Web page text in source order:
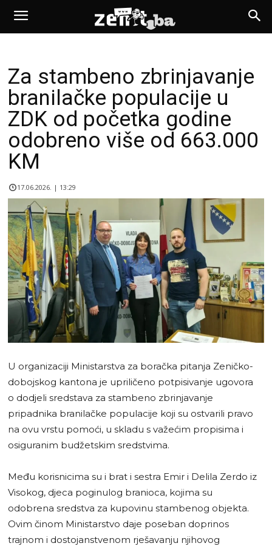
Za stambeno zbrinjavanje
branilačke populacije u
ZDK od početka godine
odobreno više od 663.000
KM
17.06.2026. | 13:29
U organizaciji Ministarstva za boračka pitanja Zeničko-
dobojskog kantona je upriličeno potpisivanje ugovora
o dodjeli sredstava za stambeno zbrinjavanje
pripadnika branilačke populacije koji su ostvarili pravo
na ovu vrstu pomoći, u skladu s važećim propisima i
osiguranim budžetskim sredstvima.
Među korisnicima su i brat i sestra Emir i Delila Zerdo iz
Visokog, djeca poginulog branioca, kojima su
odobrena sredstva za kupovinu stambenog objekta.
Ovim činom Ministarstvo daje poseban doprinos
trajnom i dostojanstvenom rješavanju njihovog